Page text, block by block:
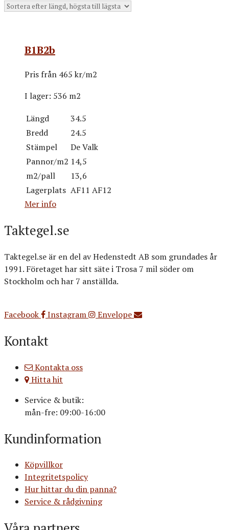
B1B2b
Pris från 465 kr/m2
I lager: 536 m2
Längd
34.5
Bredd
24.5
Stämpel
De Valk
Pannor/m2 14,5
m2/pall
13,6
Lagerplats AF11 AF12
Mer info
Taktegel.se
Taktegel.se är en del av Hedenstedt AB som grundades år
1991. Företaget har sitt säte i Trosa 7 mil söder om
Stockholm och har 7 anställda.
Facebook
Instagram Envelope
Kontakt
Kontakta oss
Hitta hit
Service & butik:
mån-fre: 09:00-16:00
Kundinformation
Köpvillkor
Integritetspolicy
Hur hittar du din panna?
Service & rådgivning